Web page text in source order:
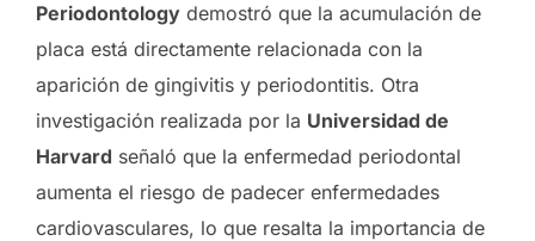
Periodontology demostró que la acumulación de
placa está directamente relacionada con la
aparición de gingivitis y periodontitis. Otra
investigación realizada por la Universidad de
Harvard señaló que la enfermedad periodontal
aumenta el riesgo de padecer enfermedades
cardiovasculares, lo que resalta la importancia de